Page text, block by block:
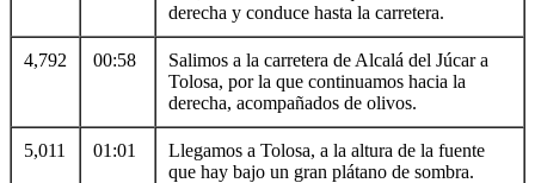
derecha y conduce hasta la carretera.
4,792 00:58
Salimos a la carretera de Alcalá del Júcar a
Tolosa, por la que continuamos hacia la
derecha, acompañados de olivos.
5,011 01:01
Llegamos a Tolosa, a la altura de la fuente
que hay bajo un gran plátano de sombra.